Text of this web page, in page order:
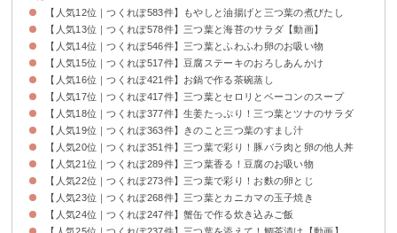
【人気12位｜つくれぽ583件】もやしと油揚げと三つ葉の煮びたし
【人気13位｜つくれぽ578件】三つ葉と海苔のサラダ【動画】
【人気14位｜つくれぽ546件】三つ葉とふわふわ卵のお吸い物
【人気15位｜つくれぽ517件】豆腐ステーキのおろしあんかけ
【人気16位｜つくれぽ421件】お鍋で作る茶碗蒸し
【人気17位｜つくれぽ417件】三つ葉とセロリとベーコンのスープ
【人気18位｜つくれぽ377件】生姜たっぷり！三つ葉とツナのサラダ
【人気19位｜つくれぽ363件】きのこと三つ葉のすまし汁
【人気20位｜つくれぽ351件】三つ葉で彩り！豚バラ肉と卵の他人丼
【人気21位｜つくれぽ289件】三つ葉香る！豆腐のお吸い物
【人気22位｜つくれぽ273件】三つ葉で彩り！お麩の卵とじ
【人気23位｜つくれぽ268件】三つ葉とカニカマの玉子焼き
【人気24位｜つくれぽ247件】蟹缶で作る炊き込みご飯